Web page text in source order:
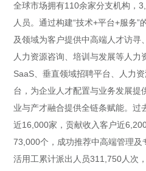
全球市场拥有110余家分支机构，
人员。通过构建“技术+平台+服务
及领域为客户提供中高端人才访寻
人力资源咨询、培训与发展等人力
SaaS、垂直领域招聘平台、人力
台，为企业人才配置与业务发展提
业与产才融合提供全链条赋能。过
近16,000家，贡献收入客户近
73,000个，成功推荐中高端管理及
活用工累计派出人员311,750人次